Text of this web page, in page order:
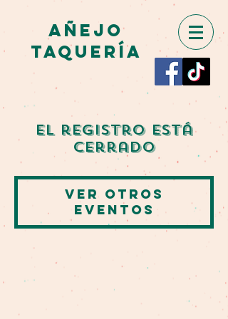
AÑEJO
TAQUERÍA
El registro está
cerrado
Ver otros
eventos